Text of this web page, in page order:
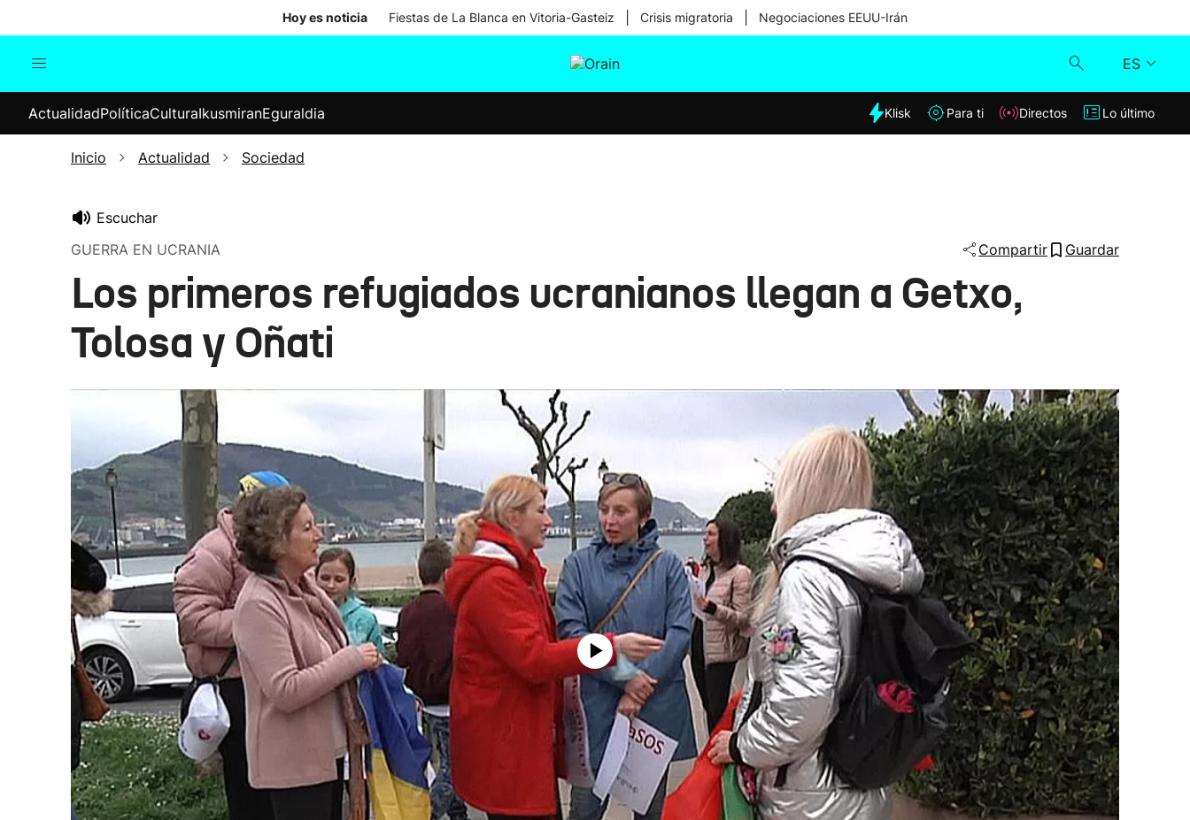
Hoy es noticia Fiestas de La Blanca en Vitoria-Gasteiz Crisis migratoria Negociaciones EEUU-Irán
ES
Internacional
Elecciones
Klisk
ActualidadPolíticaCulturaIkusmiranEguraldia Klisk Para ti Directos Lo último
Inicio Actualidad Sociedad
Escuchar
GUERRA EN UCRANIA
Compartir Guardar
Los primeros refugiados ucranianos llegan a Getxo,
Tolosa y Oñati